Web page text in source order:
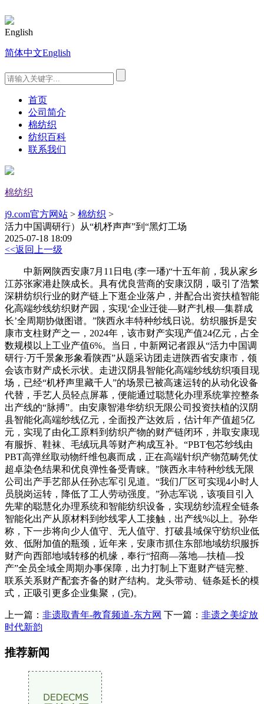
English
简体中文English
首页
公司简介
棉纺织
纺织百科
联系我们
棉纺织
j9.com官方网站 > 棉纺织 >
活力中国调研行）从“机杼声声”到“黑灯工场
2025-07-18 18:09
<<返回上一级
中新网陕西安康7月11日电 (李一璠)“十五年前，我从家乡
江苏张家港赴陕成长。具有优良营商的安康汉阴，吸引了浩繁
深耕纺织行业的财产链上下逛企业落户，并配合出资扶植智能
化高端纱线纺织财产园，实现‘企业迁徙—财产扎根—集群成
长’全周期协做图谱。”陕西永丰特种纱线日说。纺织服拆是安
康市支柱财产之一，2024年，该市财产实现产值24亿元，占全
数规模以上工业产值6%。当日，中新网记者跟从“活力中国调
研行·万千景象形象看陕西”从题采访团走进陕西省安康市，领
会该市财产成长示状。走进汉阴县智能化高端纱线纺织项目现
场，已经“机杼声里藏千人”的场景已被高速运转的从动化设备
代替，手艺人员轻点屏幕，便能通过聪慧化办理系统掌控整条
出产线的“脉搏”。由安康智港华纺织无限公司投资扶植的汉阴
县智能化高端纱线亿元，全面投产达效后，估计年产值超5亿
元，实现了由化工原料到纺织产物的财产链闭环，并取安康现
有服拆、鞋袜、毛绒玩具等财产构成互补。“PBT包芯纱线由
PBT高弹丝取动物纤维包裹而成，正在高端针织产物范畴凭仗
超卓染色结果和优良弹性备受青睐。”陕西永丰特种纱线无限
公司出产手艺部从任孙志军引见道。“我们厂区可实现4小时人
员脱岗运转，降低了工人劳动强度。”孙志军说，该项目引入
先辈的聪慧化办理系统和智能纺织设备，实现纺纱流程全链条
智能化出产从原材料到纱线零人工接触，出产线%以上。孙华
称，下一步将向少人值守、无人值守、打破县域保守纺织业低
效、低附加值的瓶颈，近年来，安康市抓住东部地域纺织服拆
财产向西部地域转移的机缘，奉行“招商—落地—扶植—投
产”全员全域全周期办事保障，出力打制上下逛财产链完整、
联系关系财产配套齐备的财产结构。龙头带动、链条延长的模
式，正吸引更多企业集聚，(完)。
上一篇： 非遗取青年-教育频道-东方网 下一篇： 非遗之美绽放
时代新韵
推荐新闻